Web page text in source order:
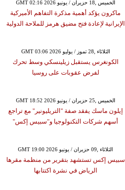
GMT 02:16 2026 الخميس ,18 حزيران / يونيو
ماكرون يؤكد أهمية مذكرة التفاهم الأميركية
الإيرانية لإعادة فتح مضيق هرمز للملاحة الدولية
GMT 03:06 2026 الثلاثاء ,28 تموز / يوليو
الكونغرس يستقبل زيلينسكي وسط تحرك
لفرض عقوبات على روسيا
GMT 18:52 2026 الخميس ,25 حزيران / يونيو
إيلون ماسك يفقد صفة "التريليونير" مع تراجع
أسهم شركات التكنولوجيا و"سبيس إكس"
GMT 19:00 2026 الثلاثاء ,09 حزيران / يونيو
سبيس إكس تستشهد بتقرير من منظمة مقرها
الرياض في نشرة اكتتابها